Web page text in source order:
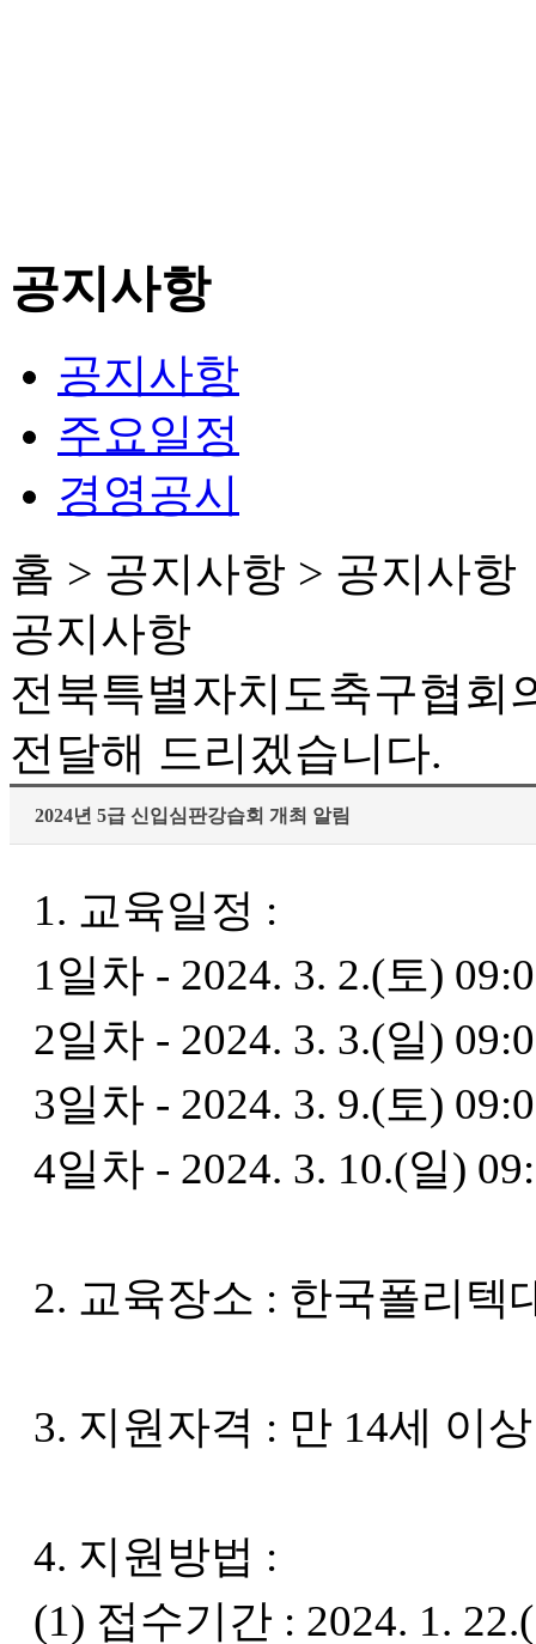
공지사항
공지사항
주요일정
경영공시
홈 > 공지사항 > 공지사항
공지사항
전북특별자치도축구협회
전달해 드리겠습니다.
2024년 5급 신입심판강습회 개최 알림
1. 교육일정 :
1일차 - 2024. 3. 2.(토)
2일차 - 2024. 3. 3.(일)
3일차 - 2024. 3. 9.(토)
4일차 - 2024. 3. 10.(일)
2. 교육장소 : 한국폴리텍
3. 지원자격 : 만 14세 이
4. 지원방법 :
(1) 접수기간 : 2024. 1.